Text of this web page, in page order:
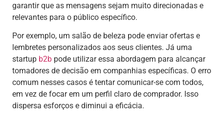
garantir que as mensagens sejam muito direcionadas e
relevantes para o público específico.
Por exemplo, um salão de beleza pode enviar ofertas e
lembretes personalizados aos seus clientes. Já uma
startup b2b pode utilizar essa abordagem para alcançar
tomadores de decisão em companhias específicas. O erro
comum nesses casos é tentar comunicar-se com todos,
em vez de focar em um perfil claro de comprador. Isso
dispersa esforços e diminui a eficácia.